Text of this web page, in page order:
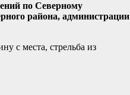
по Северному
района, администрации
с места, стрельба из